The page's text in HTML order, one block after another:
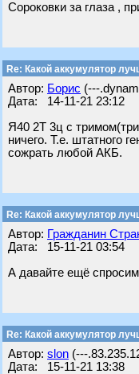
Сороковки за глаза ,
Re: Какой аккумулятор
Автор: Борис (---
Дата: 14-11-21 23:12
Я40 2Т 3ц с
ничего. Т.е. штатного
сожрать любой АКБ.
Re: Какой аккумулятор
Автор: Гражданин
Дата: 15-11-21 03:54
А давайте ещё
Re: Какой аккумулятор
Автор: slon (---
Дата: 15-11-21 13:38